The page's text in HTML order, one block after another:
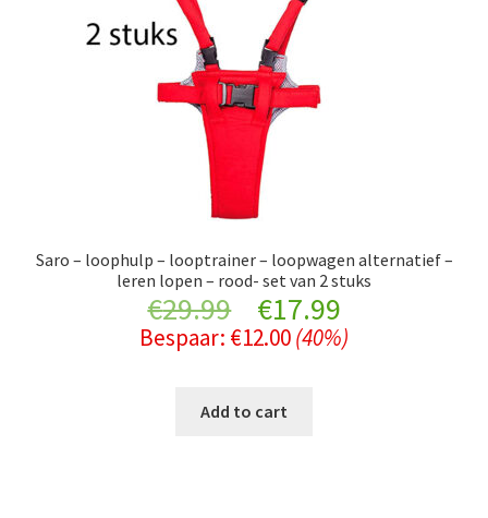
Saro – loophulp – looptrainer – loopwagen alternatief –
leren lopen – rood- set van 2 stuks
€29.99
Original
price
was:
€17.99Current
price
Bespaar: €12.00(40%)
Add to cart